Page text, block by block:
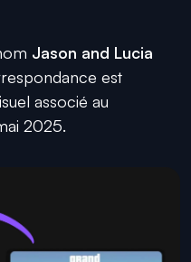
Jason and Lucia
est
associé au
2025.